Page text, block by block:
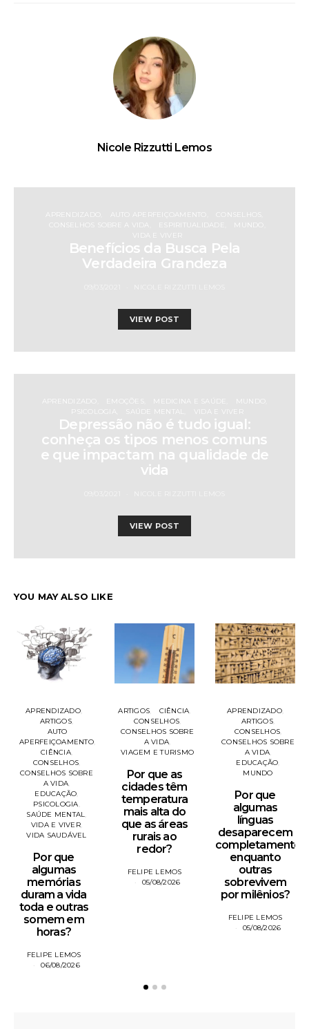
Nicole Rizzutti Lemos
APRENDIZADO AUTO APERFEIÇOAMENTO
CONSELHOS
CONSELHOS SOBRE A VIDA
ESPIRITUALIDADE
MUNDO
VIDA E VIVER
Benefícios da Busca Pela
Verdadeira Grandeza
VIEW POST
APRENDIZADO EMOÇÕES MEDICINA E SAÚDE
MUNDO
PSICOLOGIA
SAÚDE MENTAL VIDA E VIVER
Depressão não é tudo igual:
conheça os tipos menos comuns
e que impactam na qualidade de
vida
VIEW POST
YOU MAY ALSO LIKE
APRENDIZADO
ARTIGOS
AUTO
APERFEIÇOAMENTO
CIÊNCIA
CONSELHOS
CONSELHOS SOBRE
A VIDA
EDUCAÇÃO
PSICOLOGIA
SAÚDE MENTAL
VIDA E VIVER
VIDA SAUDÁVEL
Por que
algumas
memórias
duram a vida
toda e outras
somem em
horas?
FELIPE LEMOS
06/08/2026
ARTIGOS
CIÊNCIA
CONSELHOS
CONSELHOS SOBRE
A VIDA
VIAGEM E TURISMO
Por que as
cidades têm
temperatura
mais alta do
que as áreas
rurais ao
redor?
FELIPE LEMOS
05/08/2026
APRENDIZADO
ARTIGOS
CONSELHOS
CONSELHOS SOBRE
A VIDA
EDUCAÇÃO
MUNDO
Por que
algumas
línguas
desaparecem
completamente
enquanto
outras
sobrevivem
por milênios?
FELIPE LEMOS
05/08/2026